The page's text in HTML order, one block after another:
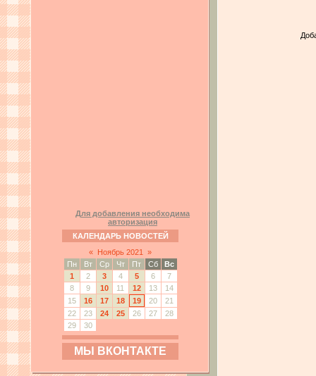
Для добавления необходима
авторизация
КАЛЕНДАРЬ НОВОСТЕЙ
«
Ноябрь 2021
»
Пн
Вт Ср Чт Пт Сб
Вс
1
2 3 4 5 6
7
8
9 10 11 12 13
14
15
16 17 18 19 20
21
22
23 24 25 26 27
28
29
30
МЫ ВКОНТАКТЕ